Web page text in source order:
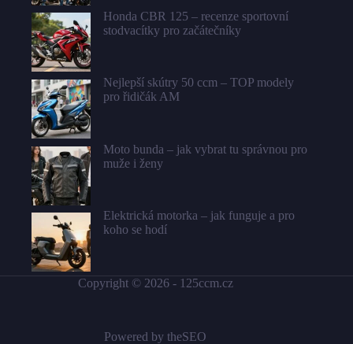
Honda CBR 125 – recenze sportovní
stodvacítky pro začátečníky
Nejlepší skútry 50 ccm – TOP modely
pro řidičák AM
Moto bunda – jak vybrat tu správnou pro
muže i ženy
Elektrická motorka – jak funguje a pro
koho se hodí
Copyright © 2026 - 125ccm.cz
Powered bytheSEO